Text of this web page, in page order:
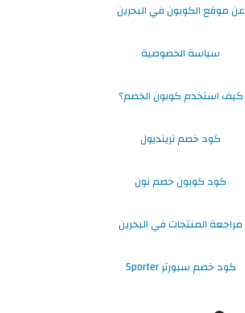
عن موقع الكوبون في البحرين
سياسة الخصوصية
كيف استخدم كوبون الخصم؟
كود خصم ترينديول
كود كوبون خصم نون
مراجعة المنتجات في البحرين
كود خصم سبورتر Sporter